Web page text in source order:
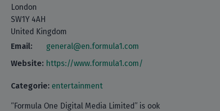
London
SW1Y 4AH
United Kingdom
Email:
general@en.formula1.com
Website: https://www.formula1.com/
Categorie: entertainment
“Formula One Digital Media Limited” is ook